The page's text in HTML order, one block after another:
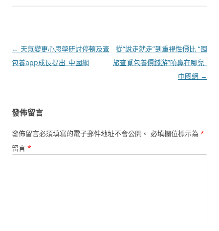
文
章
← 天氣變更心思學研討停頓及查
包養app成長提出_中國網
從“說走就走”到重視性價比 “囤
旅查覓包養價錢游”噴鼻在哪兒_
中國網 →
發佈留言
發佈留言必須填寫的電子郵件地址不會公開。 必填欄位標示為 *
留言 *